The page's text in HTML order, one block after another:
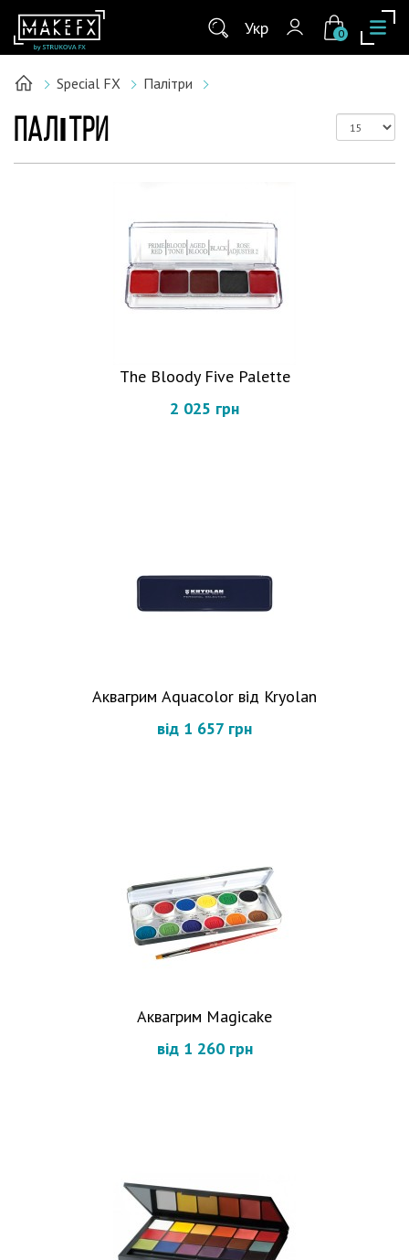
Укр 0
Special FX Палітри
ПАЛІТРИ
The Bloody Five Palette
2 025 грн
Аквагрим Aquacolor від Kryolan
від 1 657 грн
Аквагрим Magicake
від 1 260 грн